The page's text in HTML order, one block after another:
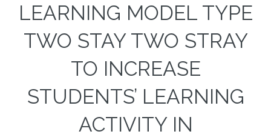
LEARNING MODEL TYPE
TWO STAY TWO STRAY
TO INCREASE
STUDENTS’ LEARNING
ACTIVITY IN